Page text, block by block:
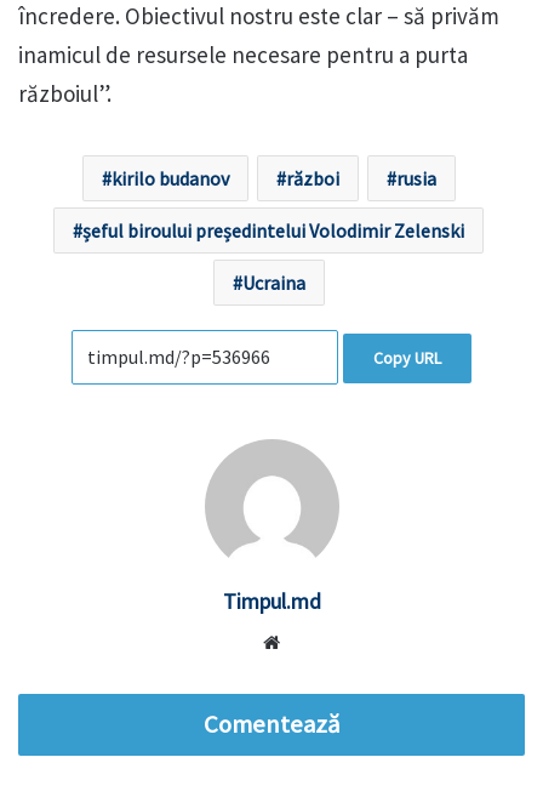
încredere. Obiectivul nostru este clar – să privăm
inamicul de resursele necesare pentru a purta
războiul”.
kirilo budanov război rusia
șeful biroului președintelui Volodimir Zelenski
Ucraina
Copy URL
Timpul.md
Comentează